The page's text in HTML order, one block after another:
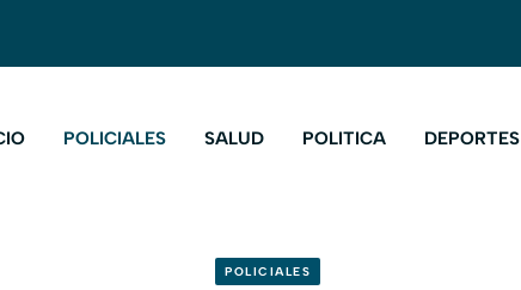
POLICIALES SALUD POLITICA DEPORTES
POLICIALES